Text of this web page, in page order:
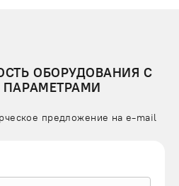
ОБОРУДОВАНИЯ С
предложение на e-mail